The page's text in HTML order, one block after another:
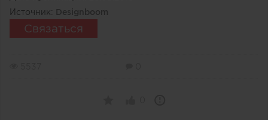
Источник: Designboom
Связаться